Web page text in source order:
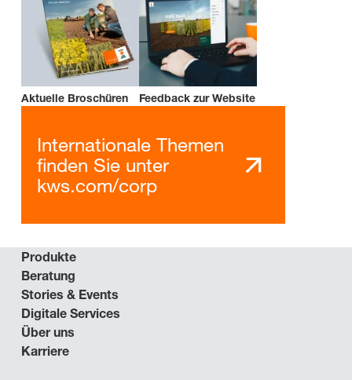
Aktuelle Broschüren Feedback zur Website
Internationale Themen
finden Sie unter
kws.com/corp
Produkte
Beratung
Stories & Events
Digitale Services
Über uns
Karriere